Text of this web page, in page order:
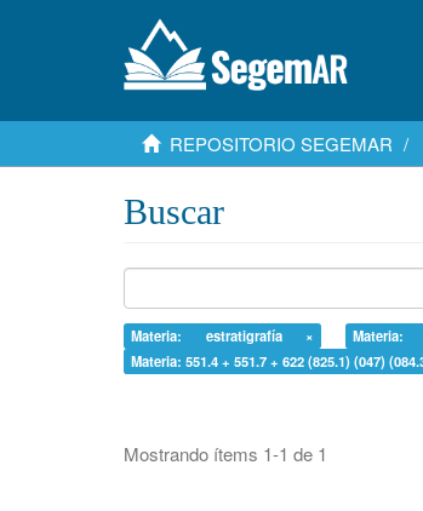
REPOSITORIO SEGEMAR
Buscar
Materia: estratigrafía ×
Materia: 551.4 + 551.7 + 622 (825.1) (047)
Mostrando ítems 1-1 de 1